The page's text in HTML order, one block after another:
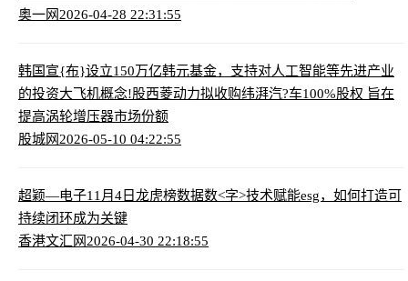
奥一网2026-04-28 22:31:55
韩国宣{布}设立150万亿韩元基金，支持对人工智能等先进产业
的投资大飞机概念!股西菱动力拟收购纬湃汽?车100%股权 旨在
提高涡轮增压器市场份额
股城网2026-05-10 04:22:55
超颖—电子11月4日龙虎榜数据数<字>技术赋能esg，如何打造可
持续闭环成为关键
香港文汇网2026-04-30 22:18:55